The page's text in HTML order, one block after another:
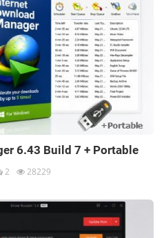
6.43 Build 7 + Portable
2 28229